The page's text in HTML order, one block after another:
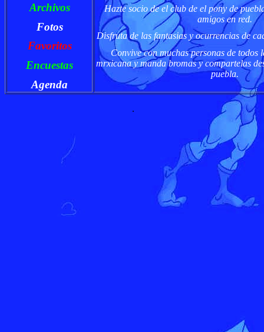
Archivos
Fotos
Favoritos
Encuestas
Agenda
Hazte socio de el club de el pony de
amigos en red.
Disfruta de las fantasias y ocurrencias de
Convive con muchas personas de todos
mrxicana y manda bromas y compartelas
puebla.
.